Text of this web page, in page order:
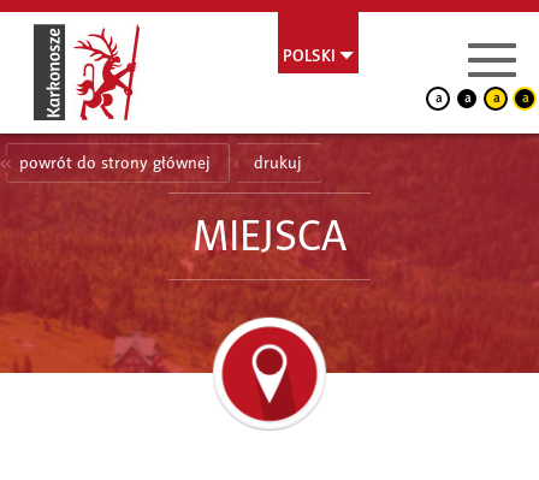
POLSKI
a a a a
powrót do strony głównej drukuj
MIEJSCA